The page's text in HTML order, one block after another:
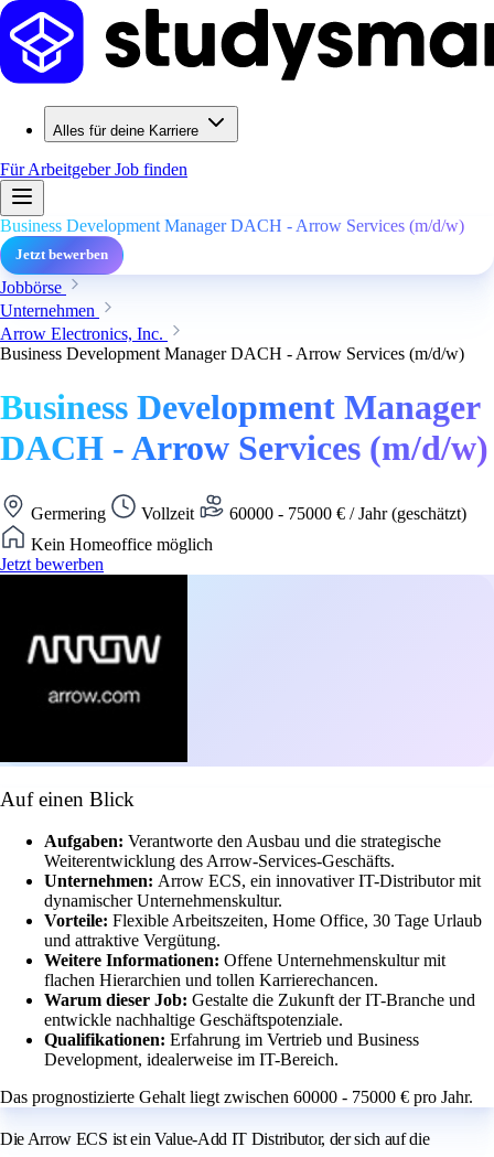
Alles für deine Karriere
Für ArbeitgeberJob finden
Business Development Manager DACH - Arrow Services (m/d/w)
Jetzt bewerben
Jobbörse
Unternehmen
Arrow Electronics, Inc.
Business Development Manager DACH - Arrow Services (m/d/w)
Business Development Manager
DACH - Arrow Services (m/d/w)
Germering Vollzeit
60000 - 75000 € / Jahr (geschätzt)
Kein Homeoffice möglich
Jetzt bewerben
Auf einen Blick
Aufgaben: Verantworte den Ausbau und die strategische
Weiterentwicklung des Arrow-Services-Geschäfts.
Unternehmen: Arrow ECS, ein innovativer IT-Distributor mit
dynamischer Unternehmenskultur.
Vorteile: Flexible Arbeitszeiten, Home Office, 30 Tage Urlaub
und attraktive Vergütung.
Weitere Informationen: Offene Unternehmenskultur mit
flachen Hierarchien und tollen Karrierechancen.
Warum dieser Job: Gestalte die Zukunft der IT-Branche und
entwickle nachhaltige Geschäftspotenziale.
Qualifikationen: Erfahrung im Vertrieb und Business
Development, idealerweise im IT-Bereich.
Das prognostizierte Gehalt liegt zwischen 60000 - 75000 € pro Jahr.
Die Arrow ECS ist ein Value-Add IT Distributor, der sich auf die